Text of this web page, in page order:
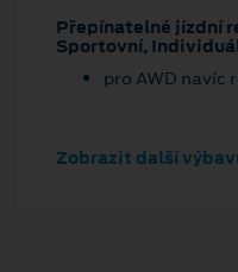
Přepínatelné jízdní
Sportovní,
pro AWD navíc
Zobrazit další